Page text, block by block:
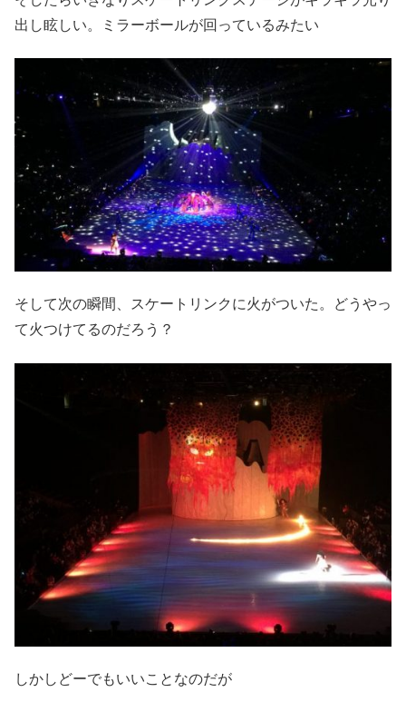
出し眩しい。ミラーボールが回っているみたい
そして次の瞬間、スケートリンクに火がついた。どうやっ
て火つけてるのだろう？
しかしどーでもいいことなのだが